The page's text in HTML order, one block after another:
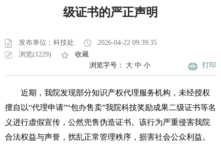
级证书的严正声明
发布单位：科技处
2026-04-22 09:39:35
浏览(1229)
收藏
打印
浏览字号： 大 中 小
近期，我院发现部分知识产权代理服务机构，未经授权
擅自以“代理申请”“包办售卖”我院科技奖励成果二级证书等名
义进行虚假宣传，公然兜售伪造证书。该行为严重侵害我院
合法权益与声誉，扰乱正常管理秩序，损害社会公众利益。